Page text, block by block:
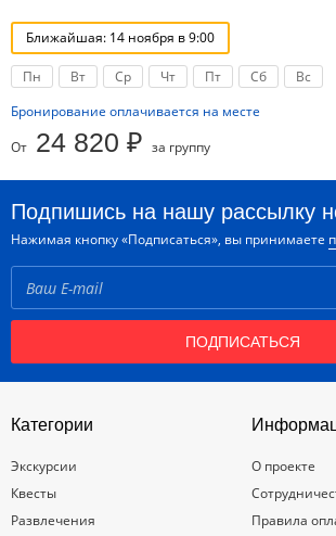
Ближайшая: 14 ноября в 9:00
Пн Вт Ср Чт Пт Сб
Вс
Бронирование оплачивается на месте
От 24 820 ₽ за группу
Подпишись на нашу рассылку
Нажимая кнопку «Подписаться», вы принимаете
ПОДПИСАТЬСЯ
Категории
Экскурсии
Квесты
Развлечения
О проекте
Правила